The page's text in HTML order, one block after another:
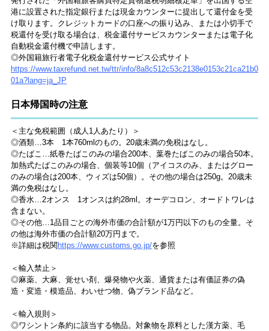
港に設置された指定銀行または現金カウンターに提出して還付金を受
け取ります。クレジットカードの口座への振り込み、または小切手で
税還付を受け取る場合は、税金還付サービスカウンターまたは電子化
自動税金還付機で申請します。
◎外国籍旅行者電子化税金還付​サービス公式サイト
https://www.taxrefund.net.tw/ttr/info/8a8c512c53c2138e0153c21ca21b0
01a?lang=ja_JP
日本帰国時の注意
＜主な免税範囲（成人1人あたり）＞
◎酒類…3本 1本760mlのもの。20歳未満の免税はなし。
◎たばこ…紙巻たばこのみの場合200本、葉巻たばこのみの場合50本。
加熱式たばこのみの場合、個装等10個（アイコスのみ、またはグロー
のみの場合は200本、ウィズは50個）。その他の場合は250g。20歳未
満の免税はなし。
◎香水…2オンス 1オンスは約28ml。オーデコロン、オードトワレは
含まない。
◎その他…1品目ごとの海外市価の合計額が1万円以下のもの全量。そ
の他は海外市価の合計額20万円まで。
※詳細は税関 https://www.customs.go.jp/を参照
＜輸入禁止＞
◎麻薬、大麻、覚せい剤、爆発物や火薬、通貨または有価証券の偽
造・変造・模造品、わいせつ物、偽ブランド品など。
＜輸入規則＞
◎ワシントン条約に該当する物品。対象物を原料とした漢方薬、毛